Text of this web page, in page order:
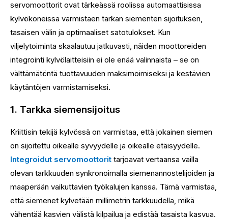
servomoottorit ovat tärkeässä roolissa automaattisissa
kylvökoneissa varmistaen tarkan siementen sijoituksen,
tasaisen välin ja optimaaliset satotulokset. Kun
viljelytoiminta skaalautuu jatkuvasti, näiden moottoreiden
integrointi kylvölaitteisiin ei ole enää valinnaista – se on
välttämätöntä tuottavuuden maksimoimiseksi ja kestävien
käytäntöjen varmistamiseksi.
1. Tarkka siemensijoitus
Kriittisin tekijä kylvössä on varmistaa, että jokainen siemen
on sijoitettu oikealle syvyydelle ja oikealle etäisyydelle.
Integroidut servomoottorit tarjoavat vertaansa vailla
olevan tarkkuuden synkronoimalla siemenannostelijoiden ja
maaperään vaikuttavien työkalujen kanssa. Tämä varmistaa,
että siemenet kylvetään millimetrin tarkkuudella, mikä
vähentää kasvien välistä kilpailua ja edistää tasaista kasvua.